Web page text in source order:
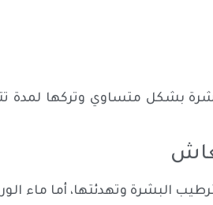
البشرة وتهدئتها، أما ماء